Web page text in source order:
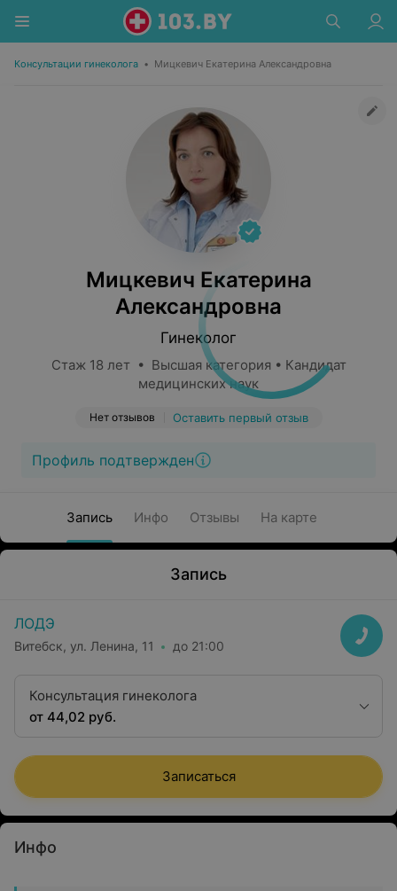
Консультации гинеколога • Мицкевич Екатерина Александровна
Мицкевич Екатерина
Александровна
Гинеколог
Стаж 18 лет • Высшая категория • Кандидат
медицинских наук
Нет отзывов Оставить первый отзыв
Профиль подтвержден
Запись Инфо Отзывы На карте
Запись
ЛОДЭ
Витебск, ул. Ленина, 11 до 21:00
Консультация гинеколога
от 44,02 руб.
Записаться
Инфо